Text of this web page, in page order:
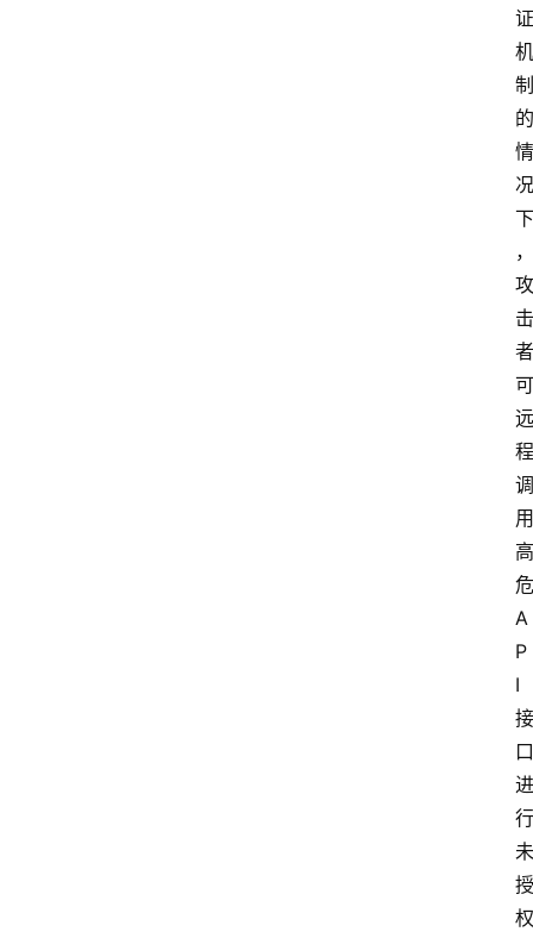
证
机
制
的
情
况
下
，
攻
击
者
可
远
程
调
用
高
危
A
P
I
接
口
进
行
未
授
权